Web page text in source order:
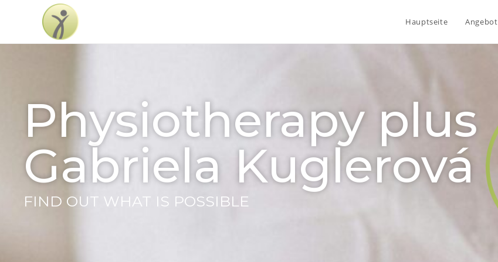
Hauptseite Angebot
Physiotherapy plus
Gabriela Kuglerová
FIND OUT WHAT IS POSSIBLE